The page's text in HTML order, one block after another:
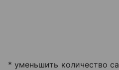
* уменьшить количество